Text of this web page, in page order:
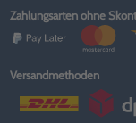
Zahlungsarten ohne
Versandmethoden